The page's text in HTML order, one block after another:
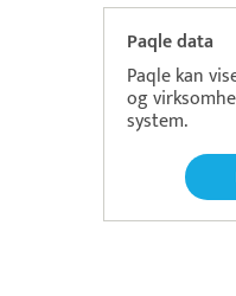
Paqle data
Paqle kan
og
system.